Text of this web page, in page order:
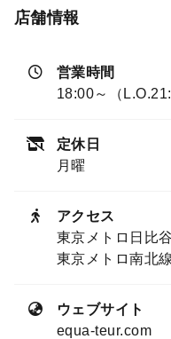
店舗情報
営業時間
18:00～（
定休日
月曜
アクセス
東京メトロ日比
東京メトロ南北
ウェブサイト
equa-teur.com